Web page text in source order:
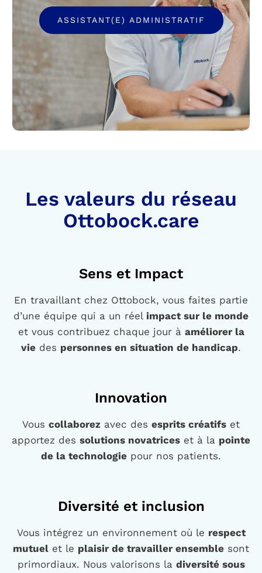
ASSISTANT(E) ADMINISTRATIF
Les valeurs du réseau
Ottobock.care
Sens et Impact
En travaillant chez Ottobock, vous faites partie
d’une équipe qui a un réel impact sur le monde
et vous contribuez chaque jour à améliorer la
vie des personnes en situation de handicap.
Innovation
Vous collaborez avec des esprits créatifs et
apportez des solutions novatrices et à la pointe
de la technologie pour nos patients.
Diversité et inclusion
Vous intégrez un environnement où le respect
mutuel et le plaisir de travailler ensemble sont
primordiaux. Nous valorisons la diversité sous